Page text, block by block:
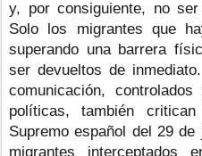
y, por consiguiente, no ser
Solo los migrantes que
superando una barrera
ser devueltos de
comunicación,
políticas, también
Supremo español del 29
migrantes